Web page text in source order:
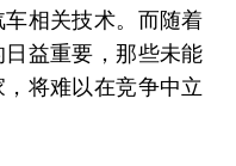
相关技术。而随着
益重要，那些未能
将难以在竞争中立